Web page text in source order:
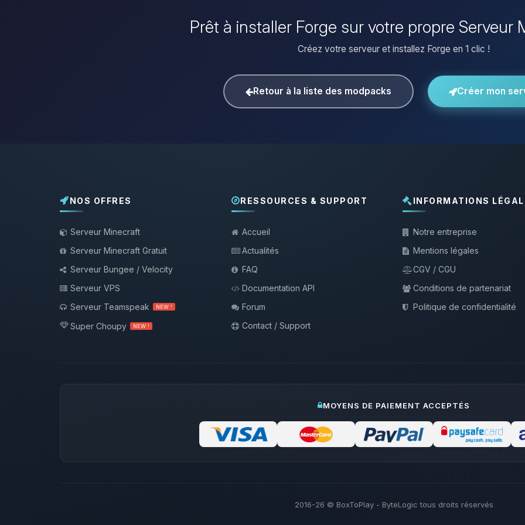
Prêt à installer Forge sur votre propre Serveur
Créez votre serveur et installez Forge en 1 clic !
Retour à la liste des modpacks Créer mon
NOS OFFRES
Serveur Minecraft
Serveur Minecraft Gratuit
Serveur Bungee / Velocity
Serveur VPS
Serveur Teamspeak
NEW !
Super Choupy NEW !
RESSOURCES & SUPPORT
Accueil
Actualités
FAQ
Documentation API
Forum
Contact / Support
INFORMATIONS
Notre entreprise
Mentions légales
CGV / CGU
Conditions de partenariat
Politique de confidentialité
MOYENS DE PAIEMENT ACCEPTÉS
2016-26 © BoxToPlay - ByteLogic tous droits réservés